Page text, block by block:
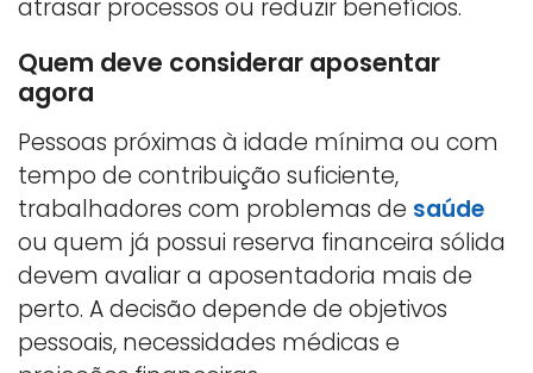
atrasar processos ou reduzir benefícios.
Quem deve considerar aposentar
agora
Pessoas próximas à idade mínima ou com
tempo de contribuição suficiente,
trabalhadores com problemas de saúde
ou quem já possui reserva financeira sólida
devem avaliar a aposentadoria mais de
perto. A decisão depende de objetivos
pessoais, necessidades médicas e